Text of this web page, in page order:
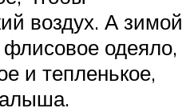
воздух. А зимой
одеяло,
и тепленькое,